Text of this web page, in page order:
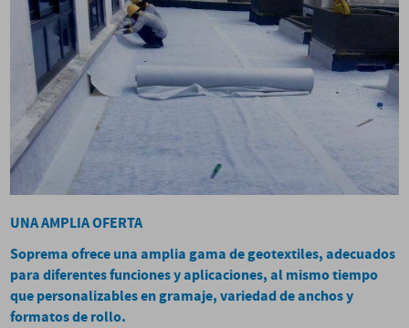
UNA AMPLIA OFERTA
Soprema ofrece una amplia gama de geotextiles, adecuados
para diferentes funciones y aplicaciones, al mismotiempo
que personalizables en gramaje, variedad de anchos y
formatos de rollo.